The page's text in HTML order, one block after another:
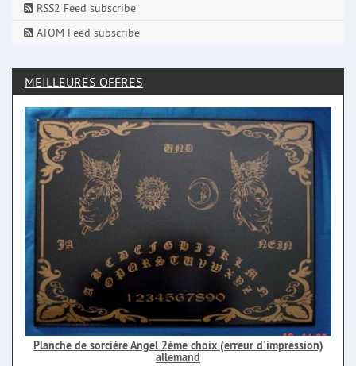
RSS2 Feed subscribe
ATOM Feed subscribe
MEILLEURES OFFRES
Planche de sorcière Angel 2ème choix (erreur d'impression)
allemand